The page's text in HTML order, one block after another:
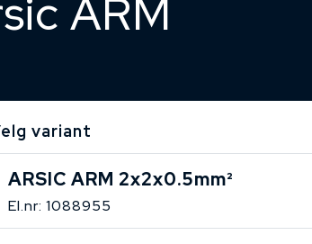
ARM
variant
ARSIC ARM 2x2x0.5mm²
El.nr: 1088955